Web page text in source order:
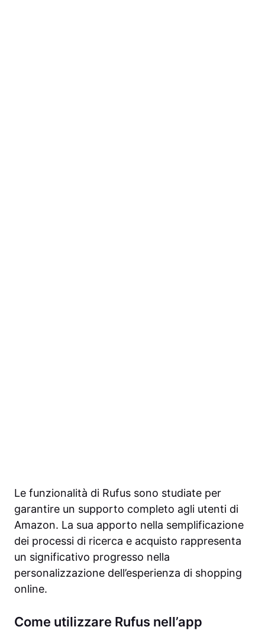
Le funzionalità di Rufus sono studiate per
garantire un supporto completo agli utenti di
Amazon. La sua apporto nella semplificazione
dei processi di ricerca e acquisto rappresenta
un significativo progresso nella
personalizzazione dell’esperienza di shopping
online.
Come utilizzare Rufus nell’app